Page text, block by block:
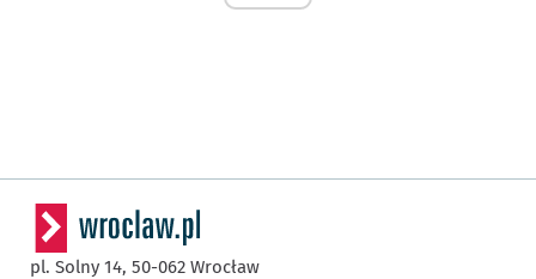
pl. Solny 14, 50-062 Wrocław